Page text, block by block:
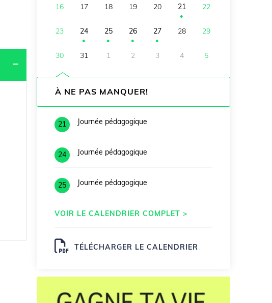
16 17 18 19 20 21
●
22
23 24
●
25
●
26
●
27
●
28 29
30 31 1 2 3 4 5
À NE PAS MANQUER!
21 Journée pédagogique
24 Journée pédagogique
25 Journée pédagogique
VOIR LE CALENDRIER COMPLET >
TÉLÉCHARGER LE CALENDRIER